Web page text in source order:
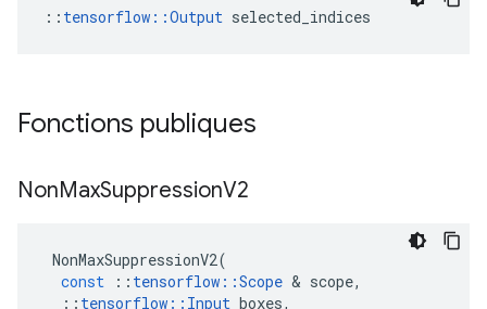
:: tensorflow::Output selected_indices
Fonctions publiques
NonMaxSuppressionV2
NonMaxSuppressionV2(
const
:: tensorflow ::Scope & scope,
:: tensorflow :: Input boxes,